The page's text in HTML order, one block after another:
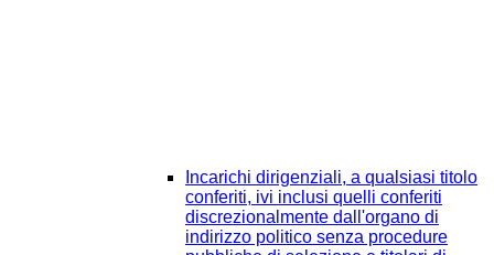
Incarichi dirigenziali, a qualsiasi titolo
conferiti, ivi inclusi quelli conferiti
discrezionalmente dall'organo di
indirizzo politico senza procedure